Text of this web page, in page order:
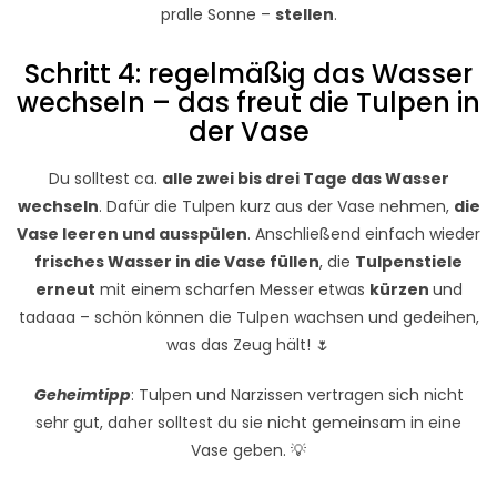
pralle Sonne – stellen.
Schritt 4: regelmäßig das Wasser
wechseln – das freut die Tulpen in
der Vase
Du solltest ca. alle zwei bis drei Tage das Wasser
wechseln. Dafür die Tulpen kurz aus der Vase nehmen, die
Vase leeren und ausspülen. Anschließend einfach wieder
frisches Wasser in die Vase füllen, die Tulpenstiele
erneut mit einem scharfen Messer etwas kürzen und
tadaaa – schön können die Tulpen wachsen und gedeihen,
was das Zeug hält! 🌷
Geheimtipp: Tulpen und Narzissen vertragen sich nicht
sehr gut, daher solltest du sie nicht gemeinsam in eine
Vase geben. 💡